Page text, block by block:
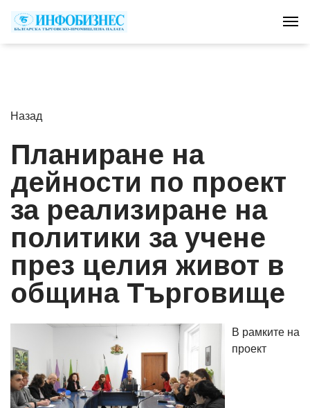
Назад
Планиране на
дейности по проект
за реализиране на
политики за учене
през целия живот в
община Търговище
В рамките на
проект